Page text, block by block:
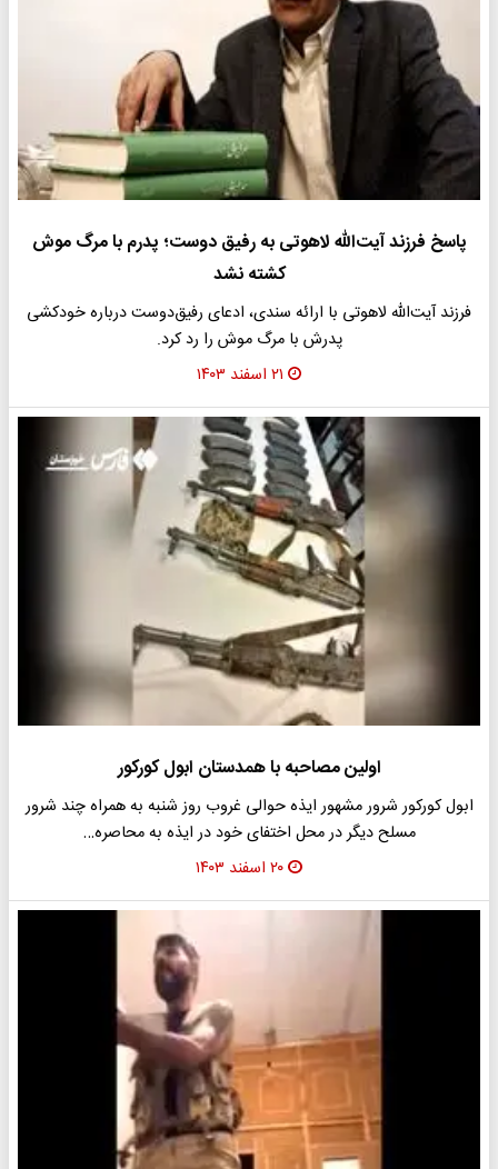
پاسخ فرزند آیت‌الله لاهوتی به رفیق دوست؛ پدرم با مرگ موش
کشته نشد
فرزند آیت‌الله لاهوتی با ارائه سندی، ادعای رفیق‌دوست درباره خودکشی
پدرش با مرگ موش را رد کرد.
۲۱ اسفند ۱۴۰۳
اولین مصاحبه با همدستان ابول کورکور
ابول کورکور شرور مشهور ایذه حوالی غروب روز شنبه به همراه چند شرور
مسلح دیگر در محل اختفای خود در ایذه به محاصره…
۲۰ اسفند ۱۴۰۳